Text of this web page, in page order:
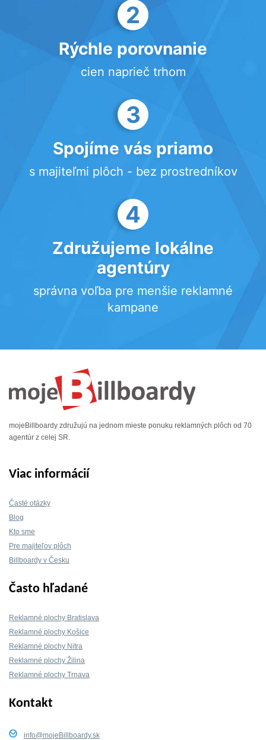
2
Rýchle porovnanie
cien naprieč trhom
3
Spojíme vás priamo
s majiteľmi plôch - bez prostredníkov
4
Združujeme lokálne
agentúry
správna voľba pre menšie reklamné
kampane
mojeBillboardy združujú na jednom mieste ponuku reklamných plôch od 70
agentúr z celej SR.
Viac informácií
Časté otázky
Blog
Kto sme
Pre majiteľov plôch
Billboardy v Česku
Často hľadané
Reklamné plochy Bratislava
Reklamné plochy Košice
Reklamné plochy Nitra
Reklamné plochy Žilina
Reklamné plochy Trnava
Kontakt
info@mojeBillboardy.sk